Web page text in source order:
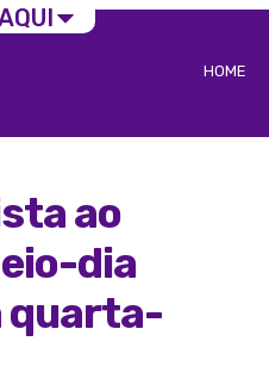
HOME
ao
dia
quarta-